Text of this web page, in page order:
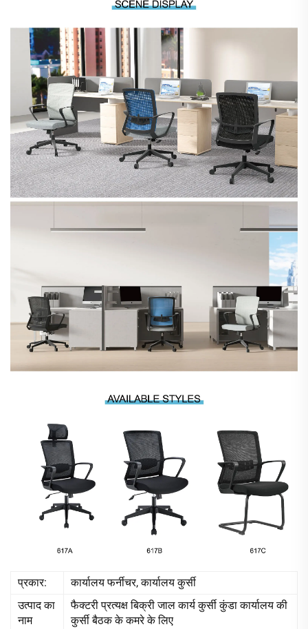
प्रकार:
कार्यालय फर्नीचर, कार्यालय कुर्सी
उत्पाद का
नाम
फैक्टरी प्रत्यक्ष बिक्री जाल कार्य कुर्सी कुंडा कार्यालय की
कुर्सी बैठक के कमरे के लिए